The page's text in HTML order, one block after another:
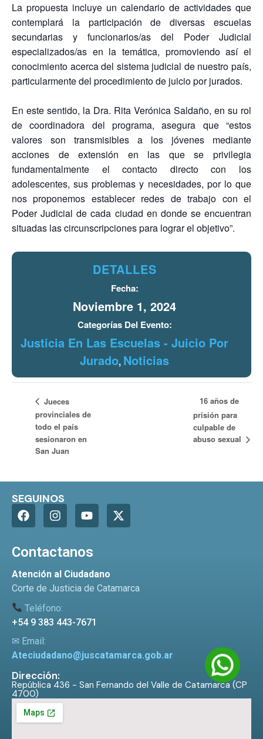
La propuesta incluye un calendario de actividades que
contemplará la participación de diversas escuelas
secundarias y funcionarios/as del Poder Judicial
especializados/as en la temática, promoviendo así el
conocimiento acerca del sistema judicial de nuestro país,
particularmente del procedimiento de juicio por jurados.
En este sentido, la Dra. Rita Verónica Saldaño, en su rol
de coordinadora del programa, asegura que “estos
valores son transmisibles a los jóvenes mediante
acciones de extensión en las que se privilegia
fundamentalmente el contacto directo con los
adolescentes, sus problemas y necesidades, por lo que
nos proponemos establecer redes de trabajo con el
Poder Judicial de cada ciudad en donde se encuentran
situadas las circunscripciones para lograr el objetivo”.
DETALLES
Fecha:
Noviembre 1, 2024
Categorías Del Evento:
Justicia En Las Escuelas - Juicio Por
Jurado, Noticias
Jueces
provinciales de
todo el país
sesionaron en
San Juan
16 años de
prisión para
culpable de
abuso sexual
SEGUINOS
Contactanos
Atención al Ciudadano
Corte de Justicia de Catamarca
Teléfono:
+54 9 383 443-7671
✉ Email:
Ateciudadano@juscatamarca.gob.ar
Dirección:
República 436 - San Fernando del Valle de Catamarca (CP
4700)